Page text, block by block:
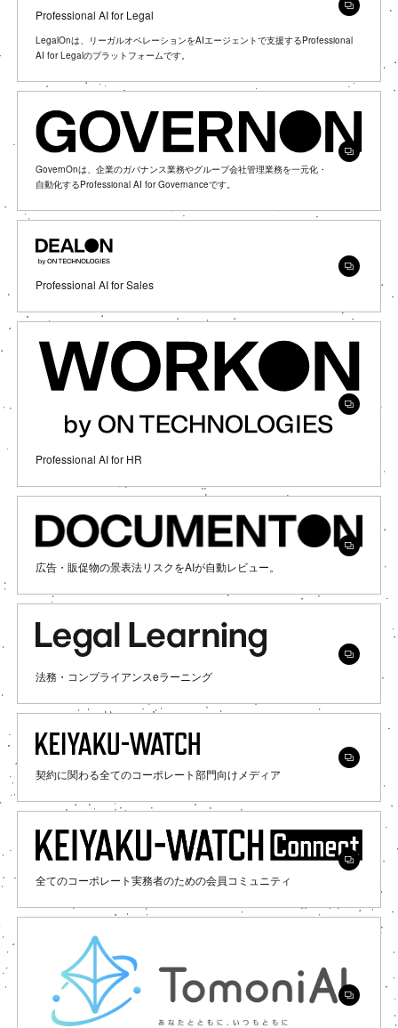
Continue to Japan corporate site
Go to US website
Professional AI for Legal
LegalOnは、リーガルオペレーションをAIエージェントで支援するProfessional
AI for Legalのプラットフォームです。
GovernOnは、企業のガバナンス業務やグループ会社管理業務を一元化・
自動化するProfessional AI for Governanceです。
Professional AI for Sales
Professional AI for HR
広告・販促物の景表法リスクをAIが自動レビュー。
法務・コンプライアンスeラーニング
契約に関わる全てのコーポレート部門向けメディア
全てのコーポレート実務者のための会員コミュニティ